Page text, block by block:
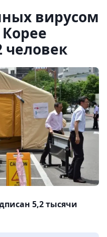
вирусом
человек
5,2 тысячи